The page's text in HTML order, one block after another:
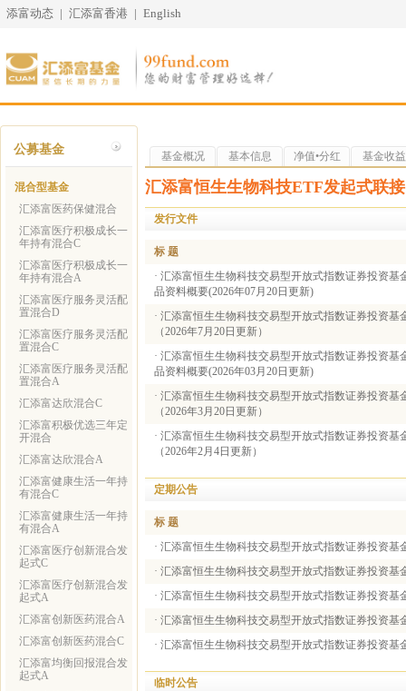
添富动态 | 汇添富香港 | English
公募基金
混合型基金
汇添富医药保健混合
汇添富医疗积极成长一
年持有混合C
汇添富医疗积极成长一
年持有混合A
汇添富医疗服务灵活配
置混合D
汇添富医疗服务灵活配
置混合C
汇添富医疗服务灵活配
置混合A
汇添富达欣混合C
汇添富积极优选三年定
开混合
汇添富达欣混合A
汇添富健康生活一年持
有混合C
汇添富健康生活一年持
有混合A
汇添富医疗创新混合发
起式C
汇添富医疗创新混合发
起式A
汇添富创新医药混合A
汇添富创新医药混合C
汇添富均衡回报混合发
起式A
基金概况 基本信息 净值•分红 基金收益
汇添富恒生生物科技ETF发起式联
发行文件
标 题
· 汇添富恒生生物科技交易型开放式指数证券投资
品资料概要(2026年07月20日更新)
· 汇添富恒生生物科技交易型开放式指数证券投资
（2026年7月20日更新）
· 汇添富恒生生物科技交易型开放式指数证券投资
品资料概要(2026年03月20日更新)
· 汇添富恒生生物科技交易型开放式指数证券投资
（2026年3月20日更新）
· 汇添富恒生生物科技交易型开放式指数证券投资
（2026年2月4日更新）
定期公告
标 题
· 汇添富恒生生物科技交易型开放式指数证券投资基
· 汇添富恒生生物科技交易型开放式指数证券投资基
· 汇添富恒生生物科技交易型开放式指数证券投资基
· 汇添富恒生生物科技交易型开放式指数证券投资基
· 汇添富恒生生物科技交易型开放式指数证券投资基
临时公告